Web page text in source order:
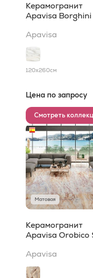
Керамогранит
Apavisa
Apavisa
120x260см
Цена по запросу
Смотреть
Матовая
Керамогранит
Apavisa Orobico
Apavisa